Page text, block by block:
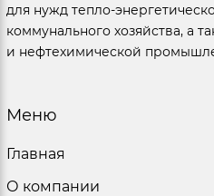
для нужд тепло-
коммунального хозяйства, а
и нефтехимической
Меню
Главная
О компании